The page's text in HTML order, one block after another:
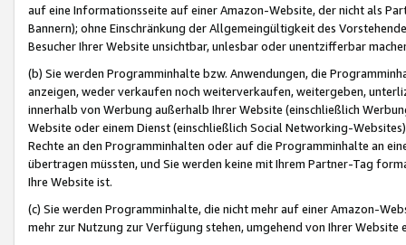
auf eine Informationsseite auf einer Amazon-Website, der nicht als
Bannern); ohne Einschränkung der Allgemeingültigkeit des
Besucher Ihrer Website unsichtbar, unlesbar oder unentzifferbar
(b) Sie werden Programminhalte bzw. Anwendungen, die
anzeigen, weder verkaufen noch weiterverkaufen, weitergeben,
innerhalb von Werbung außerhalb Ihrer Website (einschließlich
Website oder einem Dienst (einschließlich Social Networking-
Rechte an den Programminhalten oder auf die Programminhalte an
übertragen müssten, und Sie werden keine mit Ihrem Partner-Tag
Ihre Website ist.
(c) Sie werden Programminhalte, die nicht mehr auf einer Amazon-
mehr zur Nutzung zur Verfügung stehen, umgehend von Ihrer